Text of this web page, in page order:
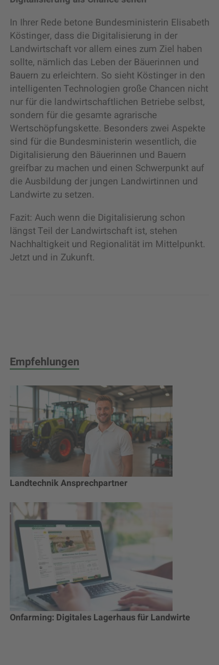
In Ihrer Rede betone Bundesministerin Elisabeth
Köstinger, dass die Digitalisierung in der
Landwirtschaft vor allem eines zum Ziel haben
sollte, nämlich das Leben der Bäuerinnen und
Bauern zu erleichtern. So sieht Köstinger in den
intelligenten Technologien große Chancen nicht
nur für die landwirtschaftlichen Betriebe selbst,
sondern für die gesamte agrarische
Wertschöpfungskette. Besonders zwei Aspekte
sind für die Bundesministerin wesentlich, die
Digitalisierung den Bäuerinnen und Bauern
greifbar zu machen und einen Schwerpunkt auf
die Ausbildung der jungen Landwirtinnen und
Landwirte zu setzen.
Fazit: Auch wenn die Digitalisierung schon
längst Teil der Landwirtschaft ist, stehen
Nachhaltigkeit und Regionalität im Mittelpunkt.
Jetzt und in Zukunft.
Empfehlungen
Landtechnik Ansprechpartner
Onfarming: Digitales Lagerhaus für Landwirte